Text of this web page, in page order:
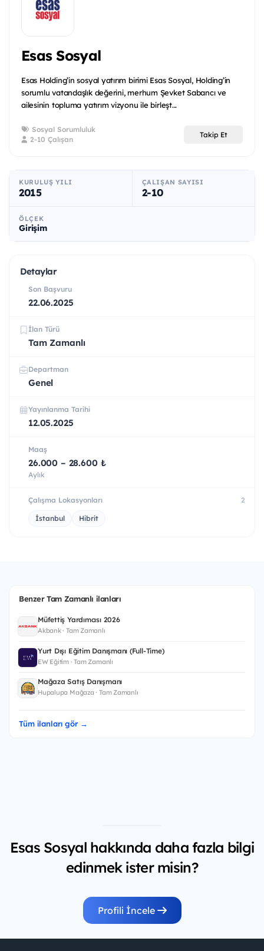
Esas Sosyal
Esas Holding’in sosyal yatırım birimi Esas Sosyal, Holding’in
sorumlu vatandaşlık değerini, merhum Şevket Sabancı ve
ailesinin topluma yatırım vizyonu ile birleşt...
Sosyal Sorumluluk
2-10 Çalışan
Takip Et
KURULUŞ YILI
2015
ÇALIŞAN SAYISI
2-10
ÖLÇEK
Girişim
Detaylar
Son Başvuru
22.06.2025
İlan Türü
Tam Zamanlı
Departman
Genel
Yayınlanma Tarihi
12.05.2025
Maaş
26.000 – 28.600 ₺
Aylık
Çalışma Lokasyonları 2
İstanbul Hibrit
Benzer Tam Zamanlı ilanları
Müfettiş Yardımcısı 2026
Akbank · Tam Zamanlı
Yurt Dışı Eğitim Danışmanı (Full-Time)
EW Eğitim · Tam Zamanlı
Mağaza Satış Danışmanı
Hupalupa Mağaza · Tam Zamanlı
Tüm ilanları gör →
Esas Sosyal hakkında daha fazla bilgi
edinmek ister misin?
Profili İncele